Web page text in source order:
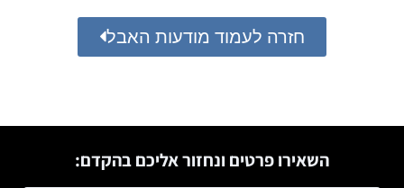
חזרה לעמוד מודעות האבל
השאירו פרטים ונחזור אליכם בהקדם: